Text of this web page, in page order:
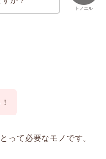
トノエル
って必要なモノです。